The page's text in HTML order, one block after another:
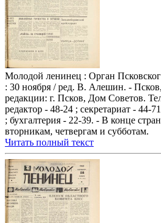
Молодой ленинец : Орган
: 30 ноября / ред. В. Алешин. -
редакции: г. Псков, Дом Советов.
редактор - 48-24 ; секретариат - 44-
; бухгалтерия - 22-39. - В конце
вторникам, четвергам и субботам.
Читать полный текст